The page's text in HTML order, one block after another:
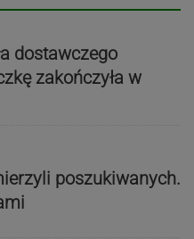
dostawczego
zakończyła w
poszukiwanych.